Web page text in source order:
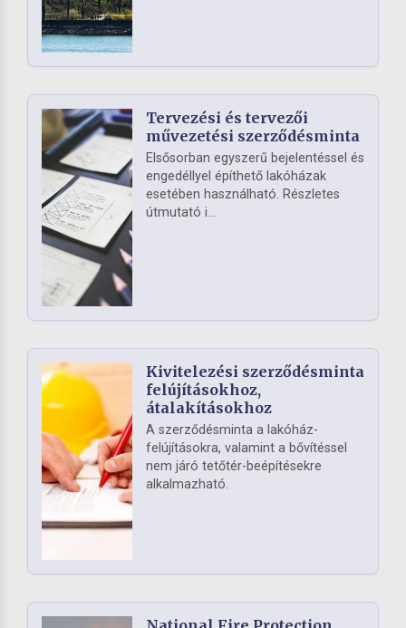
Tervezési és tervezői
művezetési szerződésminta
Elsősorban egyszerű bejelentéssel és
engedéllyel építhető lakóházak
esetében használható. Részletes
útmutató i...
Kivitelezési szerződésminta
felújításokhoz,
átalakításokhoz
A szerződésminta a lakóház-
felújításokra, valamint a bővítéssel
nem járó tetőtér-beépítésekre
alkalmazható.